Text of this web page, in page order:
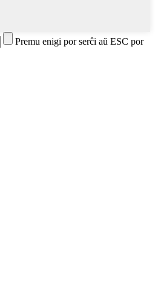
Premu enigi por serĉi aŭ ESC por